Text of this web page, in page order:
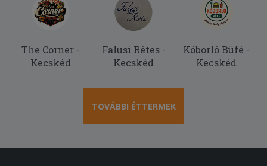
The Corner -
Kecskéd
Falusi Rétes -
Kecskéd
Kóborló Büfé -
Kecskéd
TOVÁBBI ÉTTERMEK